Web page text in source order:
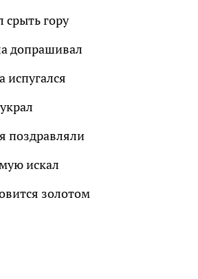
срыть гору
допрашивал
испугался
поздравляли
искал
золотом